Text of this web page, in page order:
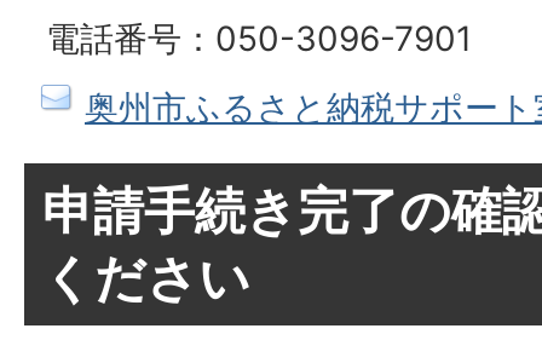
電話番号：050-3096-7901
奥州市ふるさと納税サポー
申請手続き完了の確
ください